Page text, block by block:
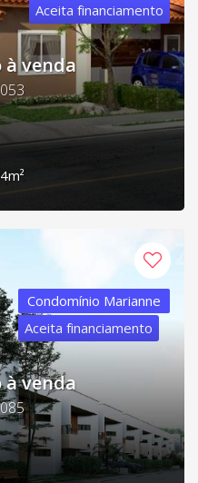
Aceita financiamento
à venda
Condomínio Marianne
Aceita financiamento
à venda